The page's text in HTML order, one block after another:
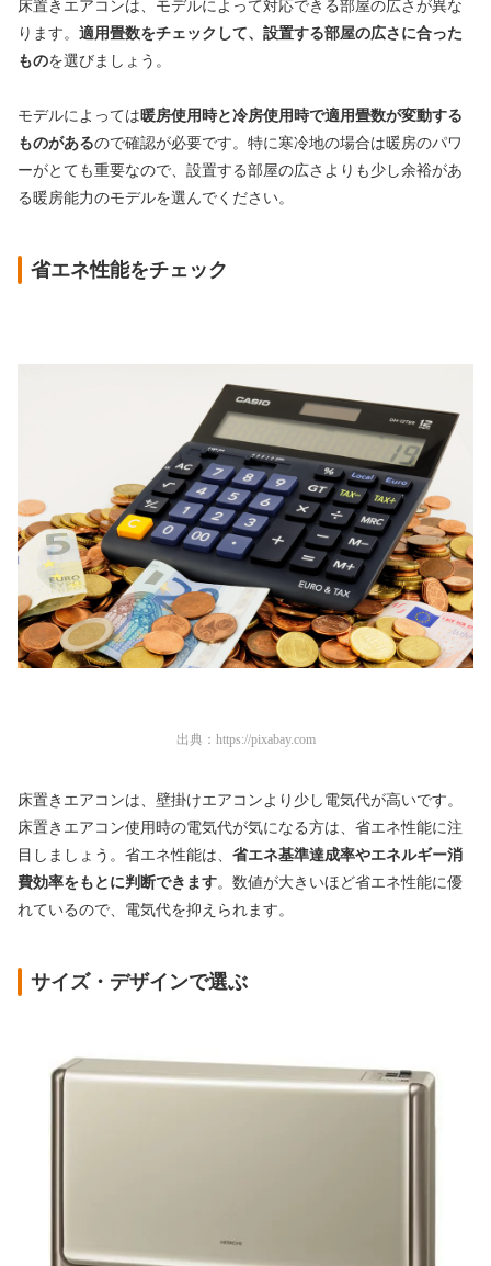
床置きエアコンは、モデルによって対応できる部屋の広さが異な
ります。 適用畳数をチェックして、設置する部屋の広さに合った
ものを選びましょう。
モデルによっては暖房使用時と冷房使用時で適用畳数が変動する
ものがあるので確認が必要です。特に寒冷地の場合は暖房のパワ
ーがとても重要なので、設置する部屋の広さよりも少し余裕があ
る暖房能力のモデルを選んでください。
省エネ性能をチェック
出典： https://pixabay.com
床置きエアコンは、壁掛けエアコンより少し電気代が高いです。
床置きエアコン使用時の電気代が気になる方は、省エネ性能に注
目しましょう。省エネ性能は、 省エネ基準達成率やエネルギー消
費効率をもとに判断できます。 数値が大きいほど省エネ性能に優
れているので、電気代を抑えられます。
サイズ・デザインで選ぶ